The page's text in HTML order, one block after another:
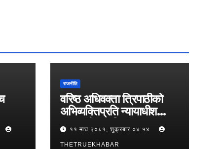
राजनीति
वरिष्ठ अधिवक्ता त्रिपाठीको
अभिव्यक्तिप्रति न्यायाधीश
समाजको आपत्ति
११ माघ २०८१, शुक्रबार ०४:५४
THETRUEKHABAR